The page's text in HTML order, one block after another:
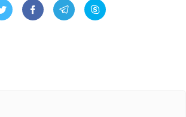
  